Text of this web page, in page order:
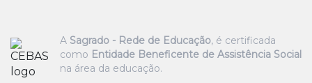
A Sagrado - Rede de Educação, é certificada
como Entidade Beneficente de Assistência Social
na área da educação.